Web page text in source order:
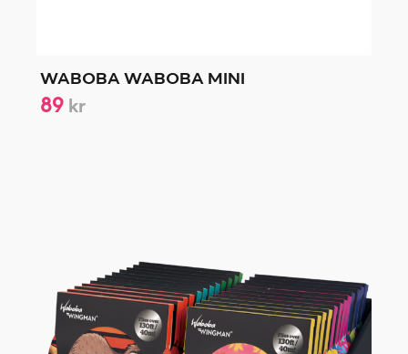
WABOBA WABOBA MINI
89 kr